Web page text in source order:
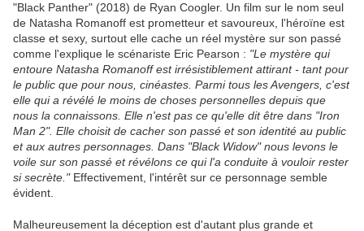
"Black Panther" (2018) de Ryan Coogler. Un film sur le nom seul
de Natasha Romanoff est prometteur et savoureux, l'héroïne est
classe et sexy, surtout elle cache un réel mystère sur son passé
comme l'explique le scénariste Eric Pearson : "Le mystère qui
entoure Natasha Romanoff est irrésistiblement attirant - tant pour
le public que pour nous, cinéastes. Parmi tous les Avengers, c'est
elle qui a révélé le moins de choses personnelles depuis que
nous la connaissons. Elle n'est pas ce qu'elle dit être dans "Iron
Man 2". Elle choisit de cacher son passé et son identité au public
et aux autres personnages. Dans "Black Widow" nous levons le
voile sur son passé et révélons ce qui l'a conduite à vouloir rester
si secrète."Effectivement, l'intérêt sur ce personnage semble
évident.
Malheureusement la déception est d'autant plus grande et